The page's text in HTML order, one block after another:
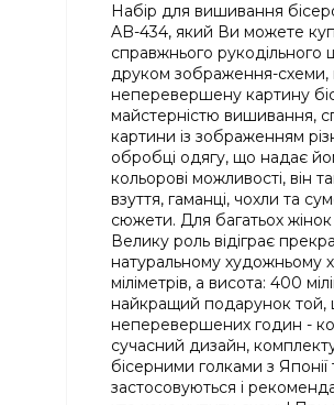
Набір для вишивання
AB-434, який Ви можете
справжнього рукодільного
друком зображення-схеми,
неперевершену картину
майстерністю вишивання,
картини із зображенням
обробці одягу, що надає
кольорові можливості, він
взуття, гаманці, чохли та
сюжети. Для багатьох
Велику роль відіграє
натуральному художньому
міліметрів, а висота: 400
найкращий подарунок той,
неперевершених годин -
сучасний дизайн,
бісерними голками з
застосовуються і